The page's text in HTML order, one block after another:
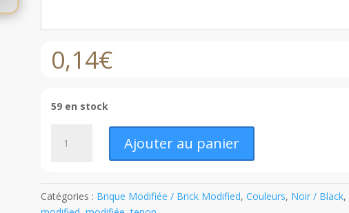
0,14€
59 en stock
Modifiée
Ajouter au panier
Catégories : Brique Modifiée / Brick Modified, Couleurs, Noir / Black,